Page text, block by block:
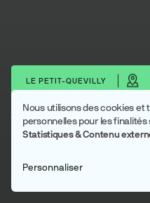
LE PETIT-QUEVILLY
Télécharger les portraits
Métropole Rouen Normandie
Utilisation
des
données
personnelles
Nous utilisons des cookies et
personnelles pour les finalités
Statistiques & Contenu
Personnaliser